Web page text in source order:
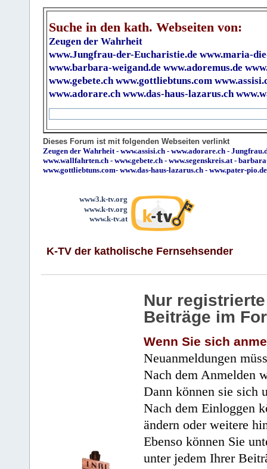
Suche in den kath. Webseiten von:
Zeugen der Wahrheit
www.Jungfrau-der-Eucharistie.de www.maria-
www.barbara-weigand.de www.adoremus.de
www.gebete.ch www.gottliebtuns.com
www.adorare.ch www.das-haus-lazarus.ch
Dieses Forum ist mit folgenden Webseiten verlinkt
Zeugen der Wahrheit - www.assisi.ch - www.adorare.ch -
www.wallfahrten.ch - www.gebete.ch - www.segenskreis.at -
www.gottliebtuns.com- www.das-haus-lazarus.ch - www.pater-pio.de
www3.k-tv.org
www.k-tv.org
www.k-tv.at
K-TV der katholische Fernsehsender
Nur
Beiträge im
Wenn Sie sich
Neuanmeldungen
Nach dem Anmelden
Dann können sie sich
Nach dem Einloggen
ändern oder weitere
Ebenso können Sie
unter jedem Ihrer